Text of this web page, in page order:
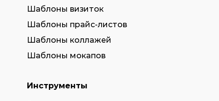
Шаблоны визиток
Шаблоны прайс-листов
Шаблоны коллажей
Шаблоны мокапов
Инструменты